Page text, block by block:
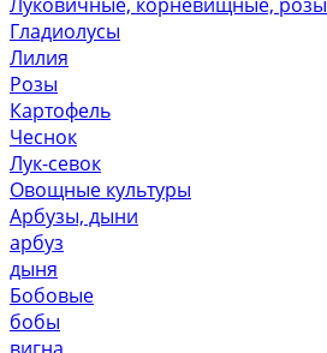
Гладиолусы
Лилия
Розы
Картофель
Чеснок
Лук-севок
Овощные культуры
Арбузы, дыни
арбуз
дыня
Бобовые
бобы